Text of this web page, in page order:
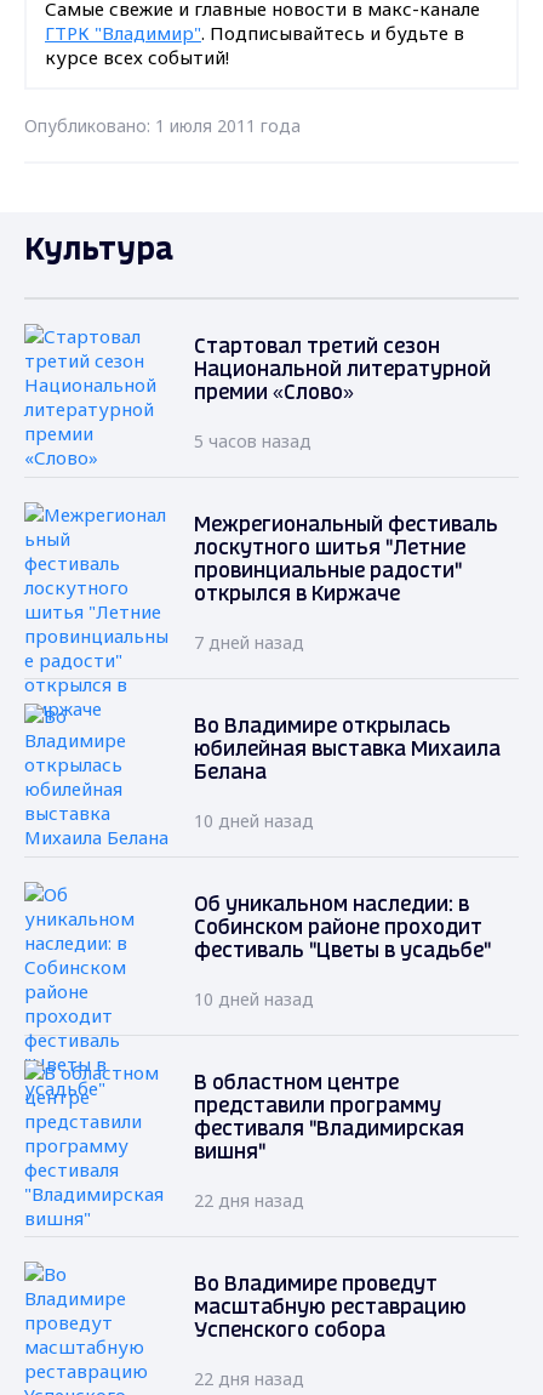
Самые свежие и главные новости в макс-канале
ГТРК "Владимир". Подписывайтесь и будьте в
курсе всех событий!
Опубликовано: 1 июля 2011 года
Культура
Стартовал третий сезон
Национальной литературной
премии «Слово»
5 часов назад
Межрегиональный фестиваль
лоскутного шитья "Летние
провинциальные радости"
открылся в Киржаче
7 дней назад
Во Владимире открылась
юбилейная выставка Михаила
Белана
10 дней назад
Об уникальном наследии: в
Собинском районе проходит
фестиваль "Цветы в усадьбе"
10 дней назад
В областном центре
представили программу
фестиваля "Владимирская
вишня"
22 дня назад
Во Владимире проведут
масштабную реставрацию
Успенского собора
22 дня назад